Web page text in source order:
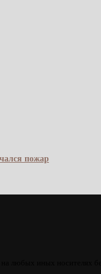
пожар